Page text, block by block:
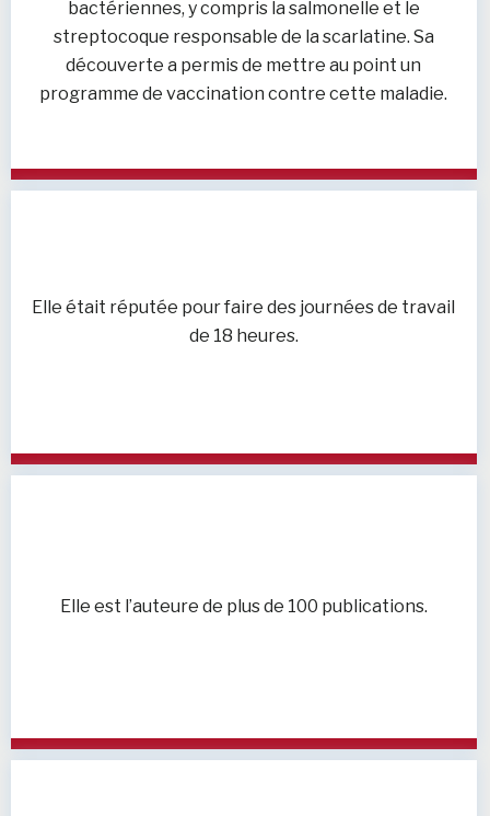
bactériennes, y compris la salmonelle et le
streptocoque responsable de la scarlatine. Sa
découverte a permis de mettre au point un
programme de vaccination contre cette maladie.
Elle était réputée pour faire des journées de travail
de 18 heures.
Elle est l’auteure de plus de 100 publications.